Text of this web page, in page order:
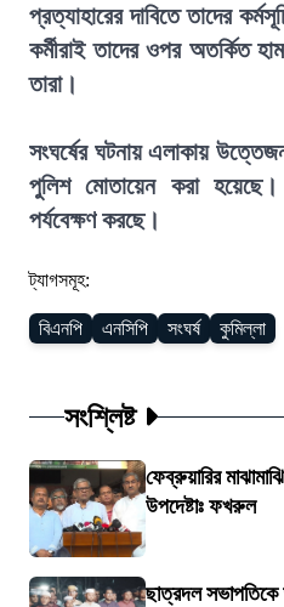
প্রত্যাহারের দাবিতে তাদের
কর্মীরাই তাদের ওপর অতর্কিত
তারা।
সংঘর্ষের ঘটনায় এলাকায়
পুলিশ মোতায়েন করা হয়েছে।
পর্যবেক্ষণ করছে।
ট্যাগসমূহ:
বিএনপি এনসিপি সংঘর্ষ কুমিল্লা
সংশ্লিষ্ট
ফেব্রুয়ারির
উপদেষ্টাঃ ফখরুল
ছাত্রদল সভাপতিকে